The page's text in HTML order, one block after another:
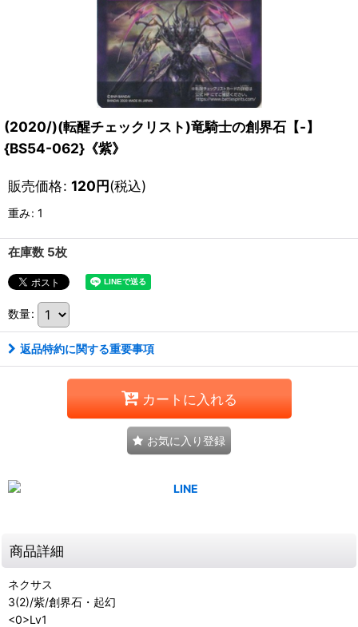
(2020/)(転醒チェックリスト)竜騎士の創界石【-】
{BS54-062}《紫》
販売価格: 120円(税込)
重み: 1
在庫数 5枚
数量:
返品特約に関する重要事項
カートに入れる
お気に入り登録
商品詳細
ネクサス
3(2)/紫/創界石・起幻
<0>Lv1